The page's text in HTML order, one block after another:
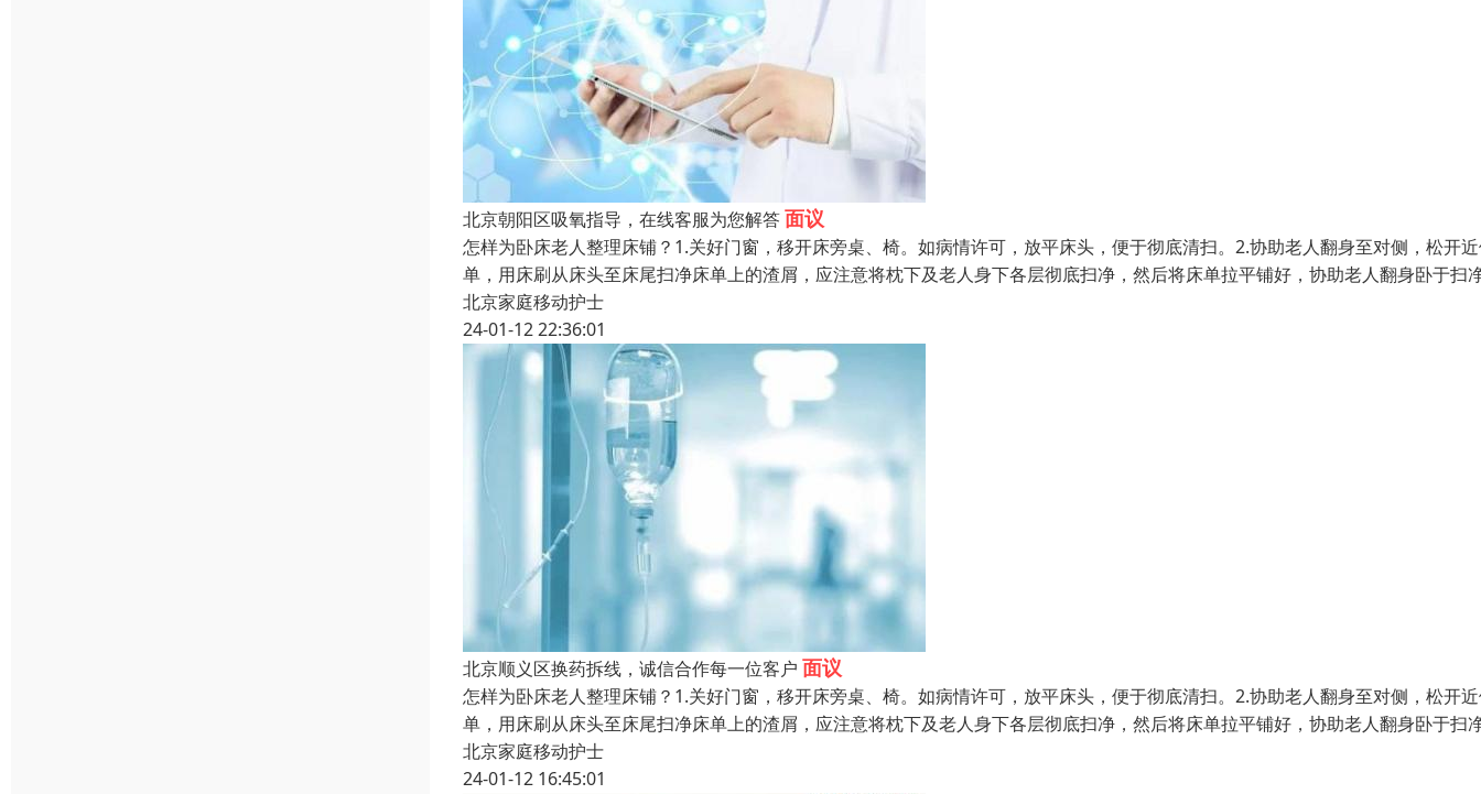
北京朝阳区吸氧指导，在线客服为您解答面议
怎样为卧床老人整理床铺？1.关好门窗，移开床旁桌、椅。如病情许可，放平床头，便于彻底清扫。2.协助老人翻身至对侧，松开
单，用床刷从床头至床尾扫净床单上的渣屑，应注意将枕下及老人身下各层彻底扫净，然后将床单拉平铺好，协助老人翻身卧于扫
北京家庭移动护士
24-01-12 22:36:01
北京顺义区换药拆线，诚信合作每一位客户 面议
怎样为卧床老人整理床铺？1.关好门窗，移开床旁桌、椅。如病情许可，放平床头，便于彻底清扫。2.协助老人翻身至对侧，松开
单，用床刷从床头至床尾扫净床单上的渣屑，应注意将枕下及老人身下各层彻底扫净，然后将床单拉平铺好，协助老人翻身卧于扫
北京家庭移动护士
24-01-12 16:45:01